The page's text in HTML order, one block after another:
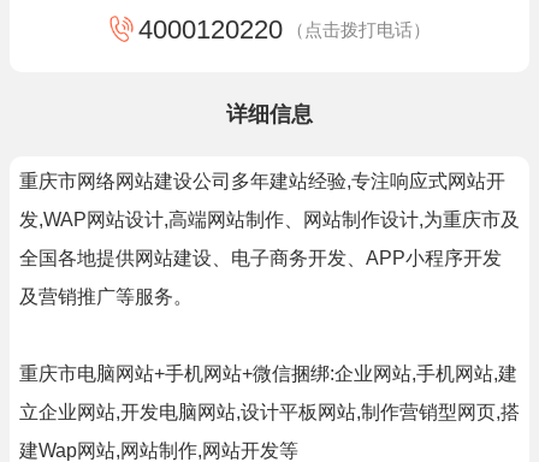
4000120220 （点击拨打电话）
详细信息
重庆市网络网站建设公司多年建站经验,专注响应式网站开
发,WAP网站设计,高端网站制作、网站制作设计,为重庆市及
全国各地提供网站建设、电子商务开发、APP小程序开发
及营销推广等服务。
重庆市电脑网站+手机网站+微信捆绑:企业网站,手机网站,建
立企业网站,开发电脑网站,设计平板网站,制作营销型网页,搭
建Wap网站,网站制作,网站开发等